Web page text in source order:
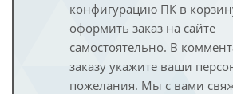
конфигурацию ПК в
оформить заказ на сайте
самостоятельно. В
заказу укажите ваши
пожелания. Мы с вами